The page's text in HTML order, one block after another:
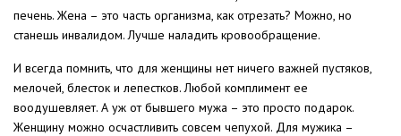
печень. Жена – это часть организма, как отрезать? Можно, но
станешь инвалидом. Лучше наладить кровообращение.
И всегда помнить, что для женщины нет ничего важней пустяков,
мелочей, блесток и лепестков. Любой комплимент ее
воодушевляет. А уж от бывшего мужа – это просто подарок.
Женщину можно осчастливить совсем чепухой. Для мужика –